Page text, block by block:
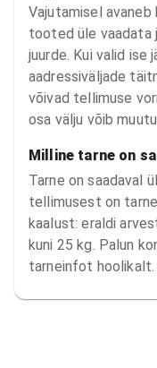
Vajutamisel avaneb
tooted üle vaadata
juurde. Kui valid ise
aadressiväljade
võivad tellimuse
osa välju võib
Milline tarne on
Tarne on saadaval
tellimusest on
kaalust: eraldi
kuni 25 kg. Palun
tarneinfot hoolikalt.